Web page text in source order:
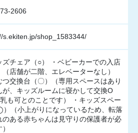
2606
s.ekiten.jp/shop_1583344/
ズチェア（○） ・ベビーカーでの入店
（店舗が二階、エレベーターなし）
つ交換台（〇）（専用スペースはあり
が、キッズルームに寝かして交換O
も可とのことです） ・キッズスペー
（小上がりになっているため、転落
のある赤ちゃんは見守りの保護者が必